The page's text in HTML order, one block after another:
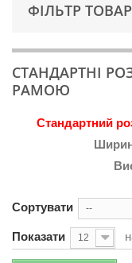
ФІЛЬТР
СТАНДАРТНІ
РАМОЮ
Стандартний
Сортувати --
Показати 12